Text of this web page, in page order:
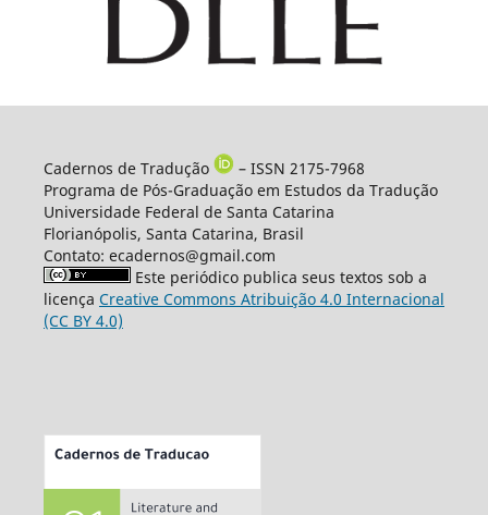
Cadernos de Tradução
– ISSN 2175-7968
Programa de Pós-Graduação em Estudos da Tradução
Universidade Federal de Santa Catarina
Florianópolis, Santa Catarina, Brasil
Contato: ecadernos@gmail.com
Este periódico publica seus textos sob a
licença Creative Commons Atribuição 4.0 Internacional
(CC BY 4.0)